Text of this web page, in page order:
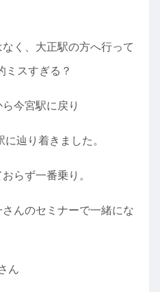
く、大正駅の方へ行って
ミスすぎる？
今宮駅に戻り
辿り着きました。
らず一番乗り。
んのセミナーで一緒にな
ん